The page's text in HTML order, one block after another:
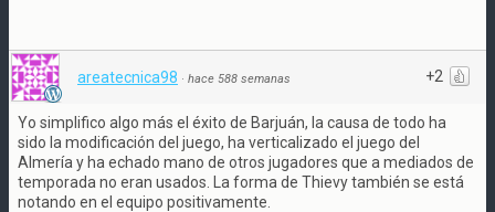
+2
areatecnica98 · hace 588 semanas
Yo simplifico algo más el éxito de Barjuán, la causa de todo ha
sido la modificación del juego, ha verticalizado el juego del
Almería y ha echado mano de otros jugadores que a mediados de
temporada no eran usados. La forma de Thievy también se está
notando en el equipo positivamente.